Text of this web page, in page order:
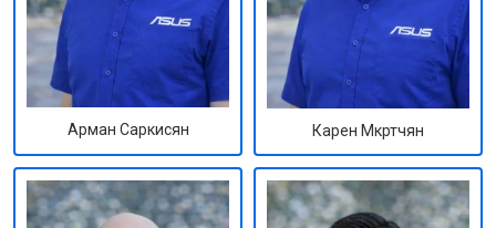
Арман Саркисян Карен Мкртчян